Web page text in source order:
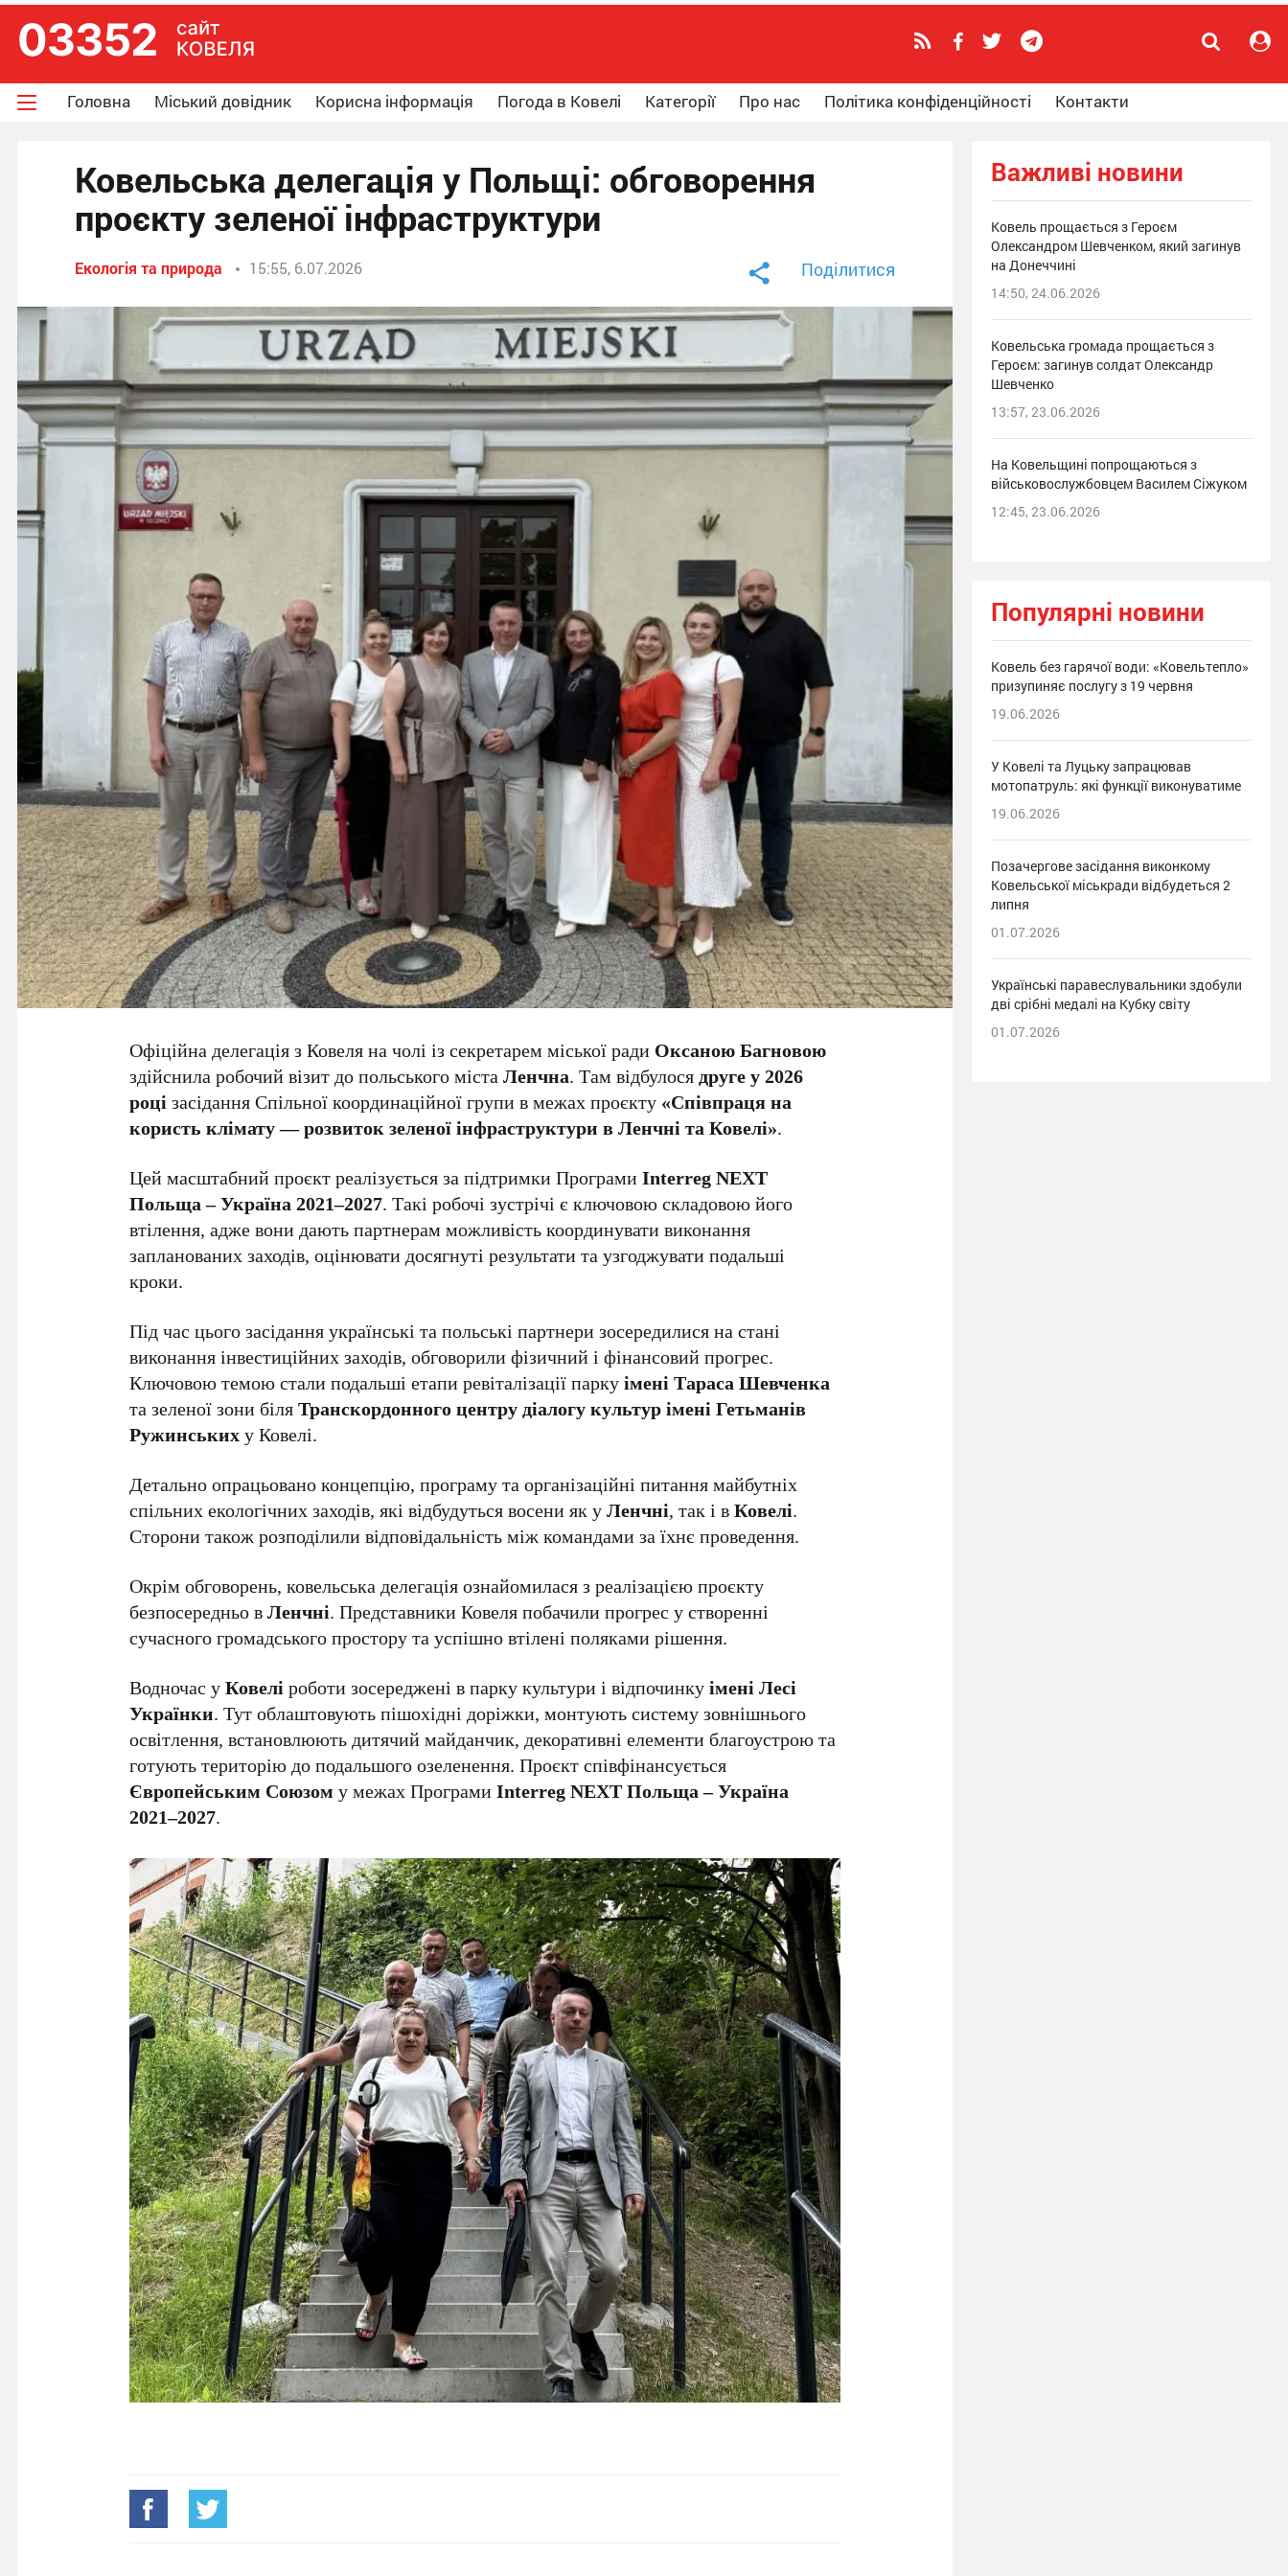
Головна Міський довідник Корисна інформація Погода в Ковелі Категорії Про нас Політика конфіденційності Контакти
Ковельська делегація у Польщі: обговорення
проєкту зеленої інфраструктури
Екологія та природа 15:55, 6.07.2026 Поділитися
Офіційна делегація з Ковеля на чолі із секретарем міської ради Оксаною Багновою
здійснила робочий візит до польського містаЛенчна. Там відбулосядруге у 2026
роцізасідання Спільної координаційної групи в межах проєкту «Співпраця на
користь клімату — розвиток зеленої інфраструктури в Ленчні та Ковелі».
Цей масштабний проєкт реалізується за підтримки ПрограмиInterreg NEXT
Польща – Україна 2021–2027. Такі робочі зустрічі є ключовою складовою його
втілення, адже вони дають партнерам можливість координувати виконання
запланованих заходів, оцінювати досягнуті результати та узгоджувати подальші
кроки.
Під час цього засідання українські та польські партнери зосередилися на стані
виконання інвестиційних заходів, обговорили фізичний і фінансовий прогрес.
Ключовою темою стали подальші етапи ревіталізації паркуімені Тараса Шевченка
та зеленої зони біляТранскордонного центру діалогу культур імені Гетьманів
Ружинськиху Ковелі.
Детально опрацьовано концепцію, програму та організаційні питання майбутніх
спільних екологічних заходів, які відбудуться восени як уЛенчні, так і вКовелі.
Сторони також розподілили відповідальність між командами за їхнє проведення.
Окрім обговорень, ковельська делегація ознайомилася з реалізацією проєкту
безпосередньо вЛенчні. Представники Ковеля побачили прогрес у створенні
сучасного громадського простору та успішно втілені поляками рішення.
Водночас уКовеліроботи зосереджені в парку культури і відпочинкуімені Лесі
Українки. Тут облаштовують пішохідні доріжки, монтують систему зовнішнього
освітлення, встановлюють дитячий майданчик, декоративні елементи благоустрою та
готують територію до подальшого озеленення. Проєкт співфінансується
Європейським Союзом у межах ПрограмиInterreg NEXT Польща – Україна
2021–2027.
Важливі новини
Ковель прощається з Героєм
Олександром Шевченком, який загинув
на Донеччині
14:50, 24.06.2026
Ковельська громада прощається з
Героєм: загинув солдат Олександр
Шевченко
13:57, 23.06.2026
На Ковельщині попрощаються з
військовослужбовцем Василем Сіжуком
12:45, 23.06.2026
Популярні новини
Ковель без гарячої води: «Ковельтепло»
призупиняє послугу з 19 червня
19.06.2026
У Ковелі та Луцьку запрацював
мотопатруль: які функції виконуватиме
19.06.2026
Позачергове засідання виконкому
Ковельської міськради відбудеться 2
липня
01.07.2026
Українські паравеслувальники здобули
дві срібні медалі на Кубку світу
01.07.2026